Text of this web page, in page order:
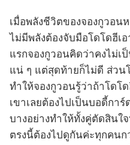
เมื่อพลังชีวิตของจองกูวอน
ไม่มีพลังต้องจับมือโดโดฮีเ
แรกจองกูวอนคิดว่าคงไม่เ
แน่ ๆ แต่สุดท้ายก็ไม่ดี ส่วน
ทำให้จองกูวอนรู้ว่าถ้าโดโ
เขาเลยต้องไปเป็นบอดี้กา
บางอย่างทำให้ทั้งคู่ตัดสิน
ตรงนี้ต้องไปดูกันค่ะทุกคน